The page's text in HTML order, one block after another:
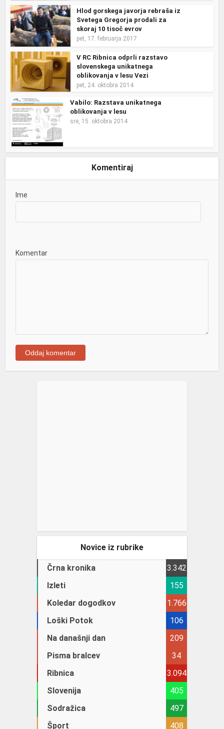
Hlod gorskega javorja rebraša iz
Svetega Gregorja prodali za
skoraj 10 tisoč evrov
pet, 17. februarja 2017
V RC Ribnica odprli razstavo
slovenskega unikatnega
oblikovanja v lesu Vezi
pet, 24. oktobra 2014
Vabilo: Razstava unikatnega
oblikovanja v lesu
sre, 15. oktobra 2014
Komentiraj
Ime
Komentar
Novice iz rubrike
Črna kronika
3.342
Izleti
155
Koledar dogodkov
1.766
Loški Potok
106
Na današnji dan
209
Pisma bralcev
34
Ribnica
3.094
Slovenija
405
Sodražica
497
Šport
408